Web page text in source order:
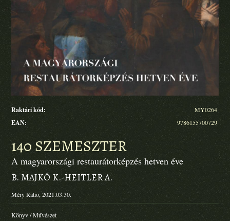
Raktári kód: MY0264
EAN: 9786155700729
140 SZEMESZTER
A magyarországi restaurátorképzés hetven éve
B. MAJKÓ K.-HEITLER A.
Méry Ratio, 2021.03.30.
Könyv /Művészet